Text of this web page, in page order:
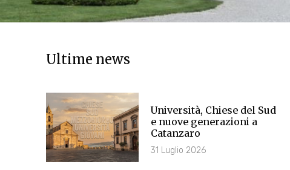
Ultime news
Università, Chiese del Sud
e nuove generazioni a
Catanzaro
31 Luglio 2026